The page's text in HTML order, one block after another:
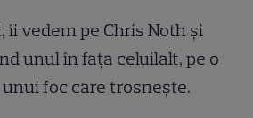
îi vedem pe Chris Noth și
unul în fața celuilalt, pe o
foc care trosnește.